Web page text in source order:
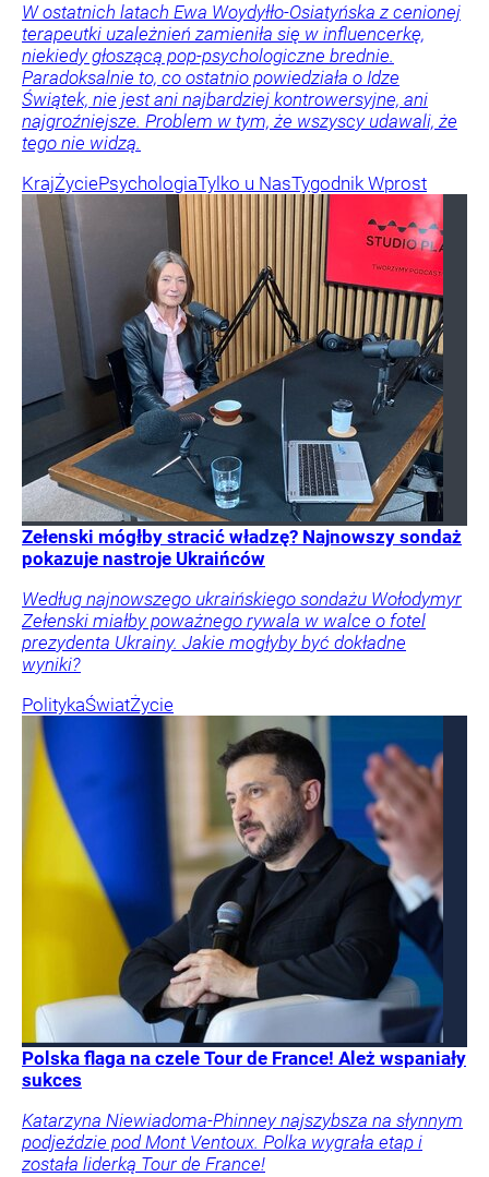
W ostatnich latach Ewa Woydyłło-Osiatyńska z cenionej
terapeutki uzależnień zamieniła się w influencerkę,
niekiedy głoszącą pop-psychologiczne brednie.
Paradoksalnie to, co ostatnio powiedziała o Idze
Świątek, nie jest ani najbardziej kontrowersyjne, ani
najgroźniejsze. Problem w tym, że wszyscy udawali, że
tego nie widzą.
KrajŻyciePsychologiaTylko u NasTygodnik Wprost
Zełenski mógłby stracić władzę? Najnowszy sondaż
pokazuje nastroje Ukraińców
Według najnowszego ukraińskiego sondażu Wołodymyr
Zełenski miałby poważnego rywala w walce o fotel
prezydenta Ukrainy. Jakie mogłyby być dokładne
wyniki?
PolitykaŚwiatŻycie
Polska flaga na czele Tour de France! Ależ wspaniały
sukces
Katarzyna Niewiadoma-Phinney najszybsza na słynnym
podjeździe pod Mont Ventoux. Polka wygrała etap i
została liderką Tour de France!